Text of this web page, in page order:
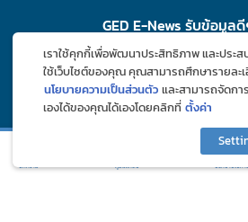
GED E-News รับข้อมูล
บทความ ภูมิแพ้คลับ
เราใช้คุกกี้เพื่อพัฒนาประสิทธิภาพ และประ
ใช้เว็บไซต์ของคุณ คุณสามารถศึกษารายละ
นโยบายความเป็นส่วนตัว และสามารถจัดก
เองได้ของคุณได้เองโดยคลิกที่ ตั้งค่า